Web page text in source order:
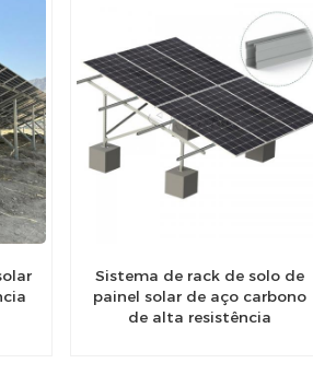
Sistema de rack de solo de
painel solar de aço carbono
de alta resistência